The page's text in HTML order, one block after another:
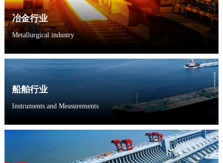
冶金行业
Metallurgical industry
船舶行业
Instruments and Measurements